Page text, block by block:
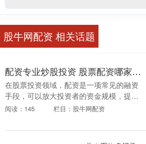
股牛网配资 相关话题
配资专业炒股投资 股票配资哪家靠谱？揭秘业内口碑好平台
在股票投资领域，配资是一项常见的融资
手段，可以放大投资者的资金规模，提升
收益率。然而，选择一家靠谱的配资平台
机程序，它允许....
阅读：145 栏目：股牛网配资